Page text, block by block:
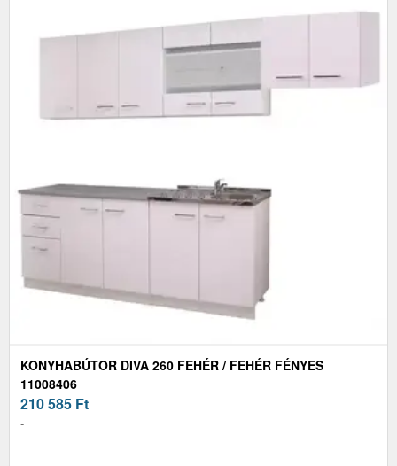
KONYHABÚTOR DIVA 260 FEHÉR / FEHÉR FÉNYES
11008406
210 585 Ft
-